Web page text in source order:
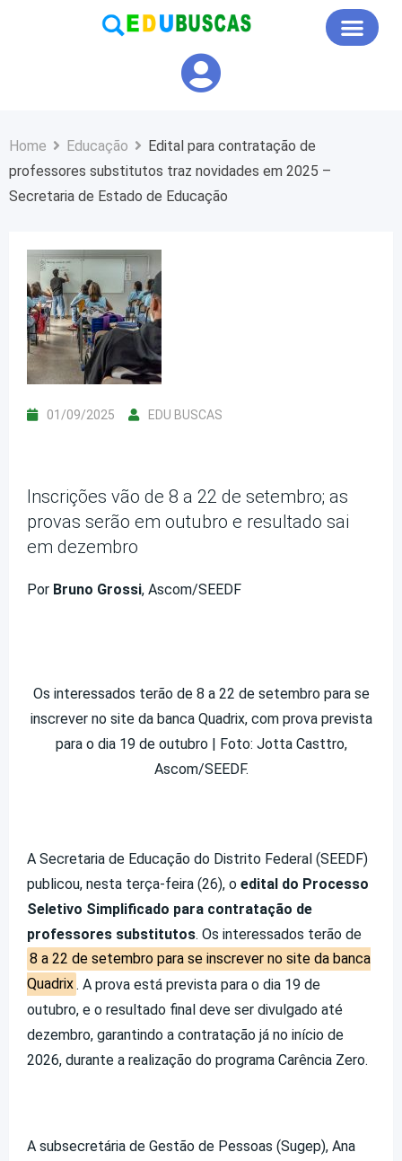
Home Educação
Edital para contratação de
professores substitutos traz novidades em 2025 –
Secretaria de Estado de Educação
01/09/2025 EDU BUSCAS
Inscrições vão de 8 a 22 de setembro; as
provas serão em outubro e resultado sai
em dezembro
Por Bruno Grossi, Ascom/SEEDF
Os interessados terão de 8 a 22 de setembro para se
inscrever no site da banca Quadrix, com prova prevista
para o dia 19 de outubro | Foto: Jotta Casttro,
Ascom/SEEDF.
A Secretaria de Educação do Distrito Federal (SEEDF)
publicou, nesta terça-feira (26), o edital do Processo
Seletivo Simplificado para contratação de
professores substitutos. Os interessados terão de
8 a 22 de setembro para se inscrever no site da banca
Quadrix . A prova está prevista para o dia 19 de
outubro, e o resultado final deve ser divulgado até
dezembro, garantindo a contratação já no início de
2026, durante a realização do programa Carência Zero.
A subsecretária de Gestão de Pessoas (Sugep), Ana